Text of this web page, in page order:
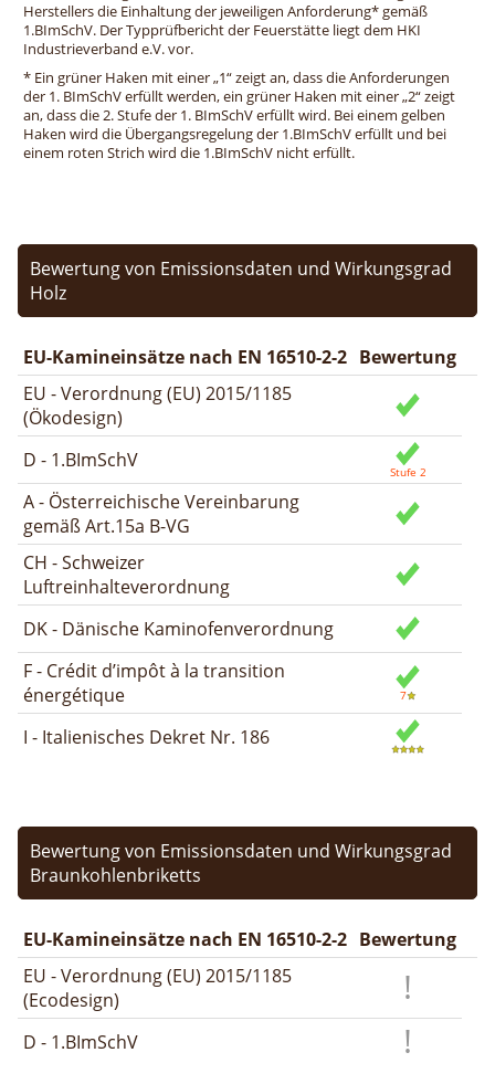
Herstellers die Einhaltung der jeweiligen Anforderung* gemäß
1.BImSchV. Der Typprüfbericht der Feuerstätte liegt dem HKI
Industrieverband e.V. vor.
* Ein grüner Haken mit einer „1“ zeigt an, dass die Anforderungen
der 1. BImSchV erfüllt werden, ein grüner Haken mit einer „2“ zeigt
an, dass die 2. Stufe der 1. BImSchV erfüllt wird. Bei einem gelben
Haken wird die Übergangsregelung der 1.BImSchV erfüllt und bei
einem roten Strich wird die 1.BImSchV nicht erfüllt.
Bewertung von Emissionsdaten und Wirkungsgrad
Holz
EU-Kamineinsätze nach EN 16510-2-2 Bewertung
EU - Verordnung (EU) 2015/1185
(Ökodesign)
D - 1.BImSchV
A - Österreichische Vereinbarung
gemäß Art.15a B-VG
CH - Schweizer
Luftreinhalteverordnung
DK - Dänische Kaminofenverordnung
F - Crédit d’impôt à la transition
énergétique
I - Italienisches Dekret Nr. 186
Bewertung von Emissionsdaten und Wirkungsgrad
Braunkohlenbriketts
EU-Kamineinsätze nach EN 16510-2-2 Bewertung
EU - Verordnung (EU) 2015/1185
(Ecodesign)
D - 1.BImSchV